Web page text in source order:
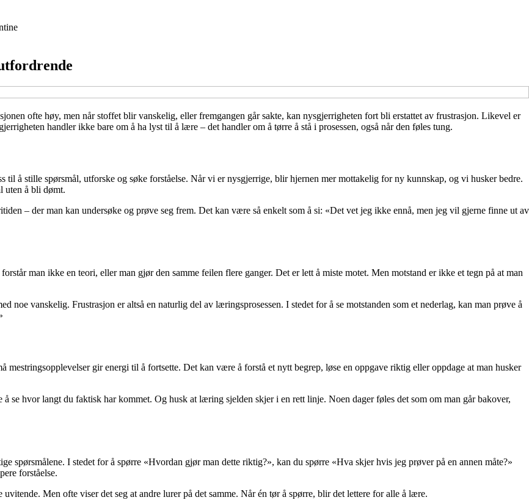
ofte høy, men når stoffet blir vanskelig, eller fremgangen går sakte, kan nysgjerrigheten fort bli erstattet av frustrasjon. Likevel er
handler ikke bare om å ha lyst til å lære – det handler om å tørre å stå i prosessen, også når den føles tung.
å stille spørsmål, utforske og søke forståelse. Når vi er nysgjerrige, blir hjernen mer mottakelig for ny kunnskap, og vi husker bedre.
uten å bli dømt.
– der man kan undersøke og prøve seg frem. Det kan være så enkelt som å si: «Det vet jeg ikke ennå, men jeg vil gjerne finne ut av
man ikke en teori, eller man gjør den samme feilen flere ganger. Det er lett å miste motet. Men motstand er ikke et tegn på at man
noe vanskelig. Frustrasjon er altså en naturlig del av læringsprosessen. I stedet for å se motstanden som et nederlag, kan man prøve å
mestringsopplevelser gir energi til å fortsette. Det kan være å forstå et nytt begrep, løse en oppgave riktig eller oppdage at man husker
se hvor langt du faktisk har kommet. Og husk at læring sjelden skjer i en rett linje. Noen dager føles det som om man går bakover,
spørsmålene. I stedet for å spørre «Hvordan gjør man dette riktig?», kan du spørre «Hva skjer hvis jeg prøver på en annen måte?»
forståelse.
Men ofte viser det seg at andre lurer på det samme. Når én tør å spørre, blir det lettere for alle å lære.